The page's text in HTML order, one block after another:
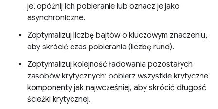
je, opóźnij ich pobieranie lub oznacz je jako
asynchroniczne.
Zoptymalizuj liczbę bajtów o kluczowym znaczeniu,
aby skrócić czas pobierania (liczbę rund).
Zoptymalizuj kolejność ładowania pozostałych
zasobów krytycznych: pobierz wszystkie krytyczne
komponenty jak najwcześniej, aby skrócić długość
ścieżki krytycznej.